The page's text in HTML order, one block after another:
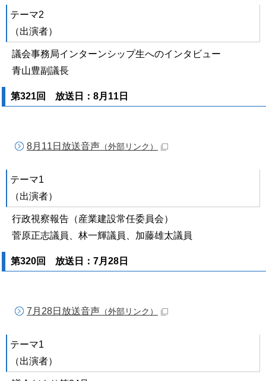
テーマ2
（出演者）
議会事務局インターンシップ生へのインタビュー
青山豊副議長
第321回 放送日：8月11日
8月11日放送音声 （外部リンク）
テーマ1
（出演者）
行政視察報告（産業建設常任委員会）
菅原正志議員、林一輝議員、加藤雄太議員
第320回 放送日：7月28日
7月28日放送音声 （外部リンク）
テーマ1
（出演者）